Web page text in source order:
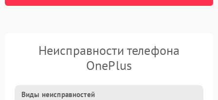
Неисправности телефона
OnePlus
Виды неисправностей